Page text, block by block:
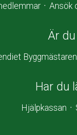
Ansök
Är
Byggmästaren
Har du
Hjälpkassan